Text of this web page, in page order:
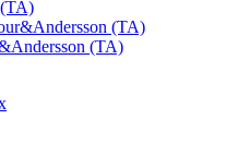
(TA)
(TA)